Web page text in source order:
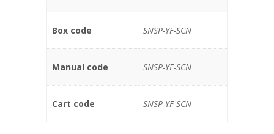
Box code SNSP-YF-SCN
Manual code SNSP-YF-SCN
Cart code SNSP-YF-SCN